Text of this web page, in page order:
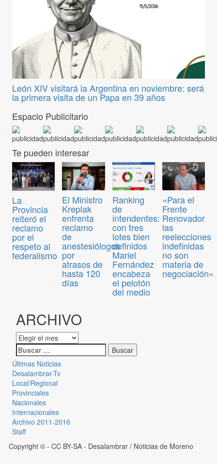
León XIV visitará la Argentina en noviembre: será
la primera visita de un Papa en 39 años
Espacio Publicitario
Te pueden interesar
La
Provincia
reiteró el
reclamo
por el
respeto al
federalismo
El Ministro
Kreplak
enfrenta
reclamo
de
anestesiólogos
por
atrasos de
hasta 120
días
Ranking
de
intendentes:
con tres
lotes bien
definidos
Mariel
Fernández
encabeza
el pelotón
del medio
«Para el
Frente
Renovador
las
reelecciones
indefinidas
no son
materia de
negociación»
ARCHIVO
Últimas Noticias
Desalambrar-Tv
Local/Regional
Provinciales
Nacionales
Internacionales
Archivo 2011-2016
Staff
Copyright © - CC BY-SA - Desalambrar / Noticias de Moreno